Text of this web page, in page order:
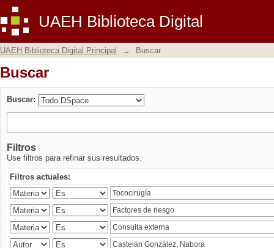
UAEH Biblioteca Digital
Buscar
UAEH Biblioteca Digital Principal → Buscar
Buscar
Buscar:
Filtros
Use filtros para refinar sus resultados.
Filtros actuales: